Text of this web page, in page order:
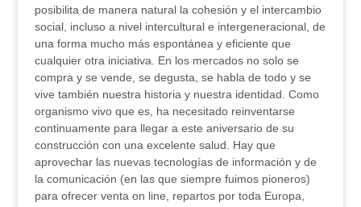
posibilita de manera natural la cohesión y el intercambio
social, incluso a nivel intercultural e intergeneracional, de
una forma mucho más espontánea y eficiente que
cualquier otra iniciativa. En los mercados no solo se
compra y se vende, se degusta, se habla de todo y se
vive también nuestra historia y nuestra identidad. Como
organismo vivo que es, ha necesitado reinventarse
continuamente para llegar a este aniversario de su
construcción con una excelente salud. Hay que
aprovechar las nuevas tecnologías de información y de
la comunicación (en las que siempre fuimos pioneros)
para ofrecer venta on line, repartos por toda Europa,